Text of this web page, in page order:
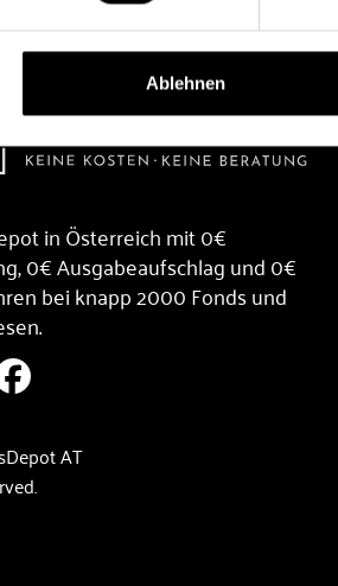
Ablehnen
in Österreich mit 0€
0€ Ausgabeaufschlag und 0€
bei knapp 2000 Fonds und
AT